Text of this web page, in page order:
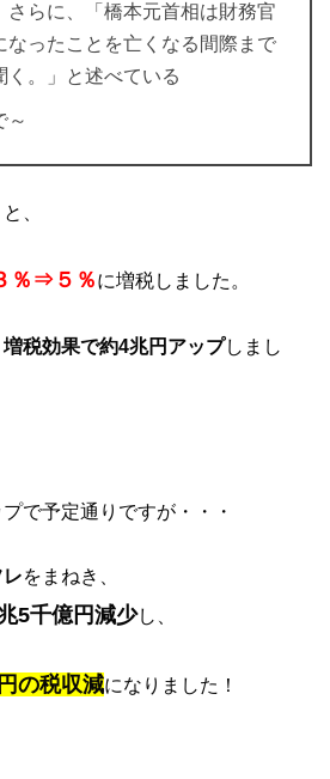
さらに、「橋本元首相は財務官
なったことを亡くなる間際まで
く。」と述べている
～
、
％⇒５％に増税しました。
増税効果で約4兆円アップしまし
で予定通りですが・・・
をまねき、
5千億円減少し、
の税収減になりました！